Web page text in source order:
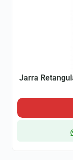
Jarra